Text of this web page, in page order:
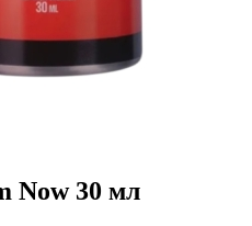
Now 30 мл